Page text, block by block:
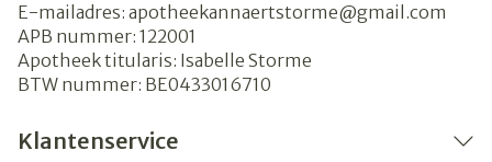
E-mailadres: apotheekannaertstorme@gmail.com
APB nummer: 122001
Apotheek titularis: Isabelle Storme
BTW nummer: BE0433016710
Klantenservice